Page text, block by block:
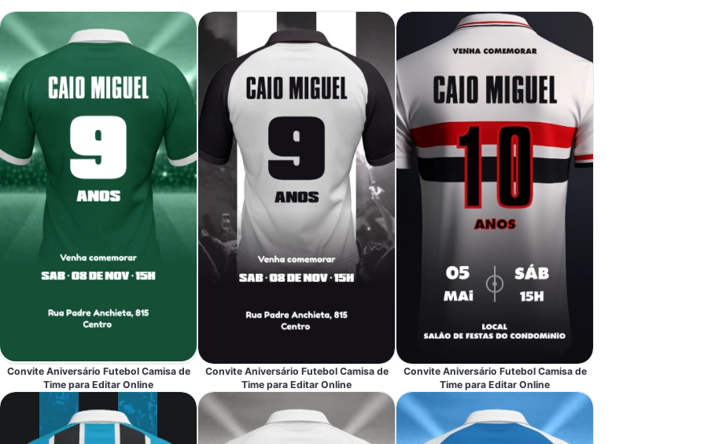
Convite Aniversário Futebol Camisa de
Time para Editar Online
Convite Aniversário Futebol Camisa de
Time para Editar Online
Convite Aniversário Futebol Camisa de
Time para Editar Online